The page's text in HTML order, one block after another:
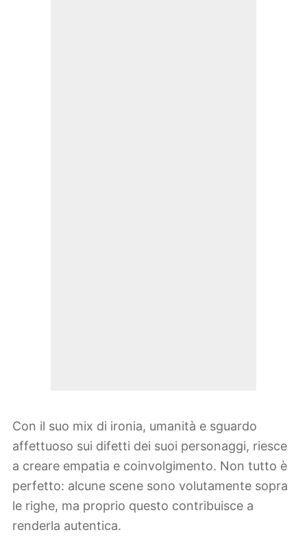
Con il suo mix di ironia, umanità e sguardo
affettuoso sui difetti dei suoi personaggi, riesce
a creare empatia e coinvolgimento. Non tutto è
perfetto: alcune scene sono volutamente sopra
le righe, ma proprio questo contribuisce a
renderla autentica.